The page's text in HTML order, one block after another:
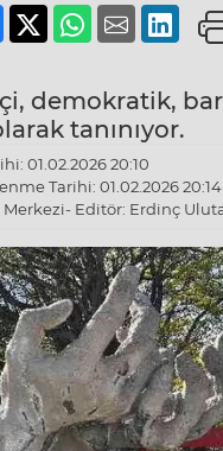
demokratik,
tanınıyor.
01.02.2026 20:10
Tarihi: 01.02.2026 20:14
Merkezi- Editör: Erdinç